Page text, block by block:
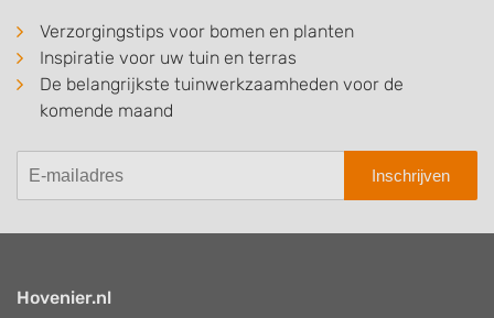
Verzorgingstips voor bomen en planten
Inspiratie voor uw tuin en terras
De belangrijkste tuinwerkzaamheden voor de
komende maand
Inschrijven
Hovenier.nl